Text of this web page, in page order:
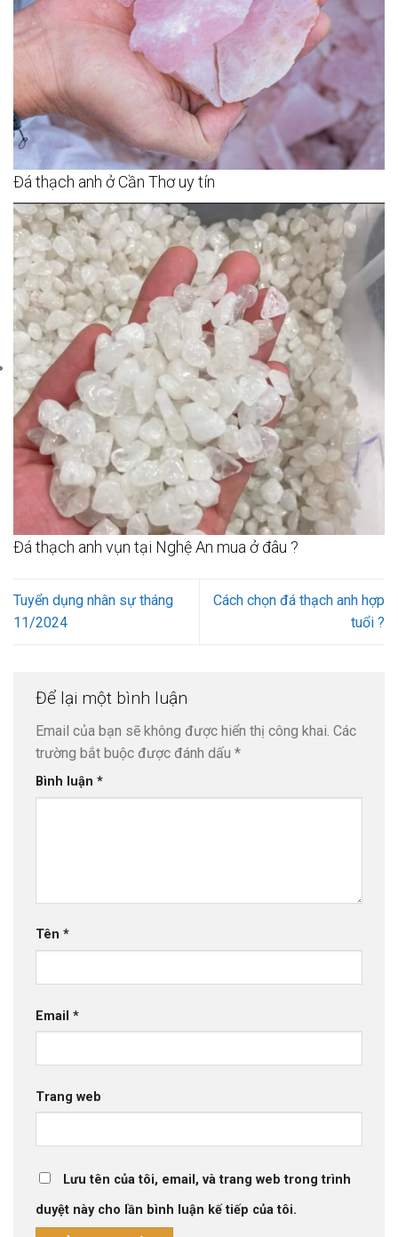
Đá thạch anh ở Cần Thơ uy tín
Đá thạch anh vụn tại Nghệ An mua ở đâu ?
Tuyển dụng nhân sự tháng
11/2024
Cách chọn đá thạch anh hợp
tuổi ?
Để lại một bình luận
Email của bạn sẽ không được hiển thị công khai. Các
trường bắt buộc được đánh dấu *
Bình luận *
Tên *
Email *
Trang web
Lưu tên của tôi, email, và trang web trong trình
duyệt này cho lần bình luận kế tiếp của tôi.